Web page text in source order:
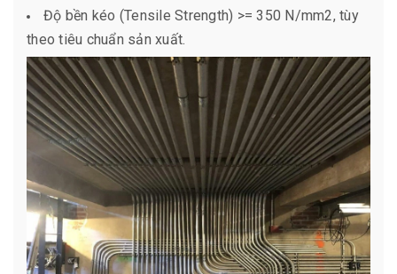
Độ bền kéo (Tensile Strength) >= 350 N/mm2, tùy
theo tiêu chuẩn sản xuất.